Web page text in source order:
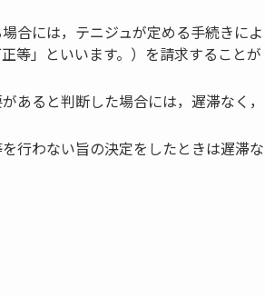
合には，テニジュが定める手続きによ
等」といいます。）を請求することが
あると判断した場合には，遅滞なく，
行わない旨の決定をしたときは遅滞な